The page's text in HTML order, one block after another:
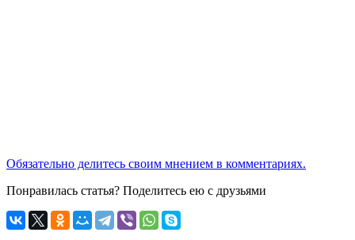
Обязательно делитесь своим мнением в комментариях.
Понравилась статья? Поделитесь ею с друзьями